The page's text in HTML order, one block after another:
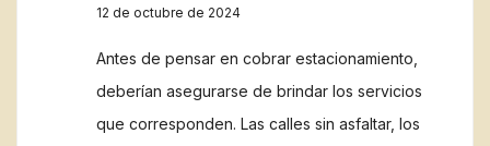
12 de octubre de 2024
Antes de pensar en cobrar estacionamiento,
deberían asegurarse de brindar los servicios
que corresponden. Las calles sin asfaltar, los